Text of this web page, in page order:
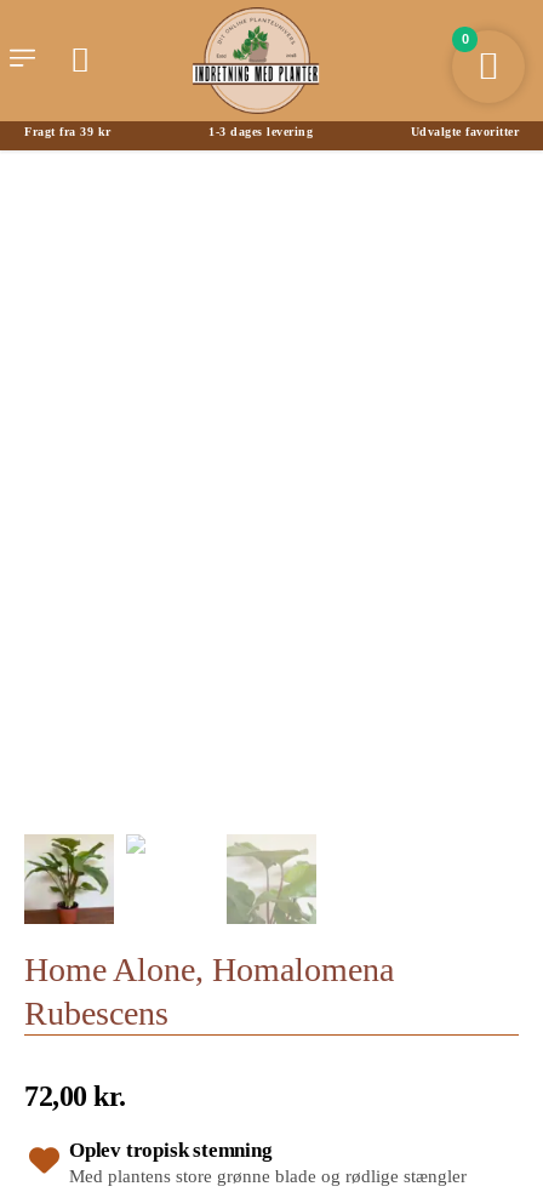
Fragt fra 39 kr 1-3 dages levering Udvalgte favoritter
Home Alone, Homalomena
Rubescens
72,00 kr.
Oplev tropisk stemning
Med plantens store grønne blade og rødlige stængler
0